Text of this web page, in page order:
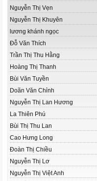
Nguyễn Thị Vẹn
Nguyễn Thị Khuyên
lương khánh ngọc
Đỗ Văn Thích
Trần Thị Thu Hằng
Hoàng Thị Thanh
Bùi Văn Tuyền
Doãn Văn Chỉnh
Nguyễn Thị Lan Hương
La Thiên Phú
Bùi Thị Thu Lan
Cao Hưng Long
Đoàn Thị Chiều
Nguyễn Thị Lơ
Nguyễn Thị Việt Anh